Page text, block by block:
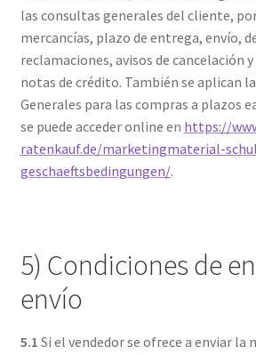
las consultas generales del cliente,
mercancías, plazo de entrega, envío,
reclamaciones, avisos de cancelación
notas de crédito. También se aplican
Generales para las compras a plazos
se puede acceder online en https://
ratenkauf.de/marketingmaterial-
geschaeftsbedingungen/.
5) Condiciones de
envío
5.1 Si el vendedor se ofrece a enviar la